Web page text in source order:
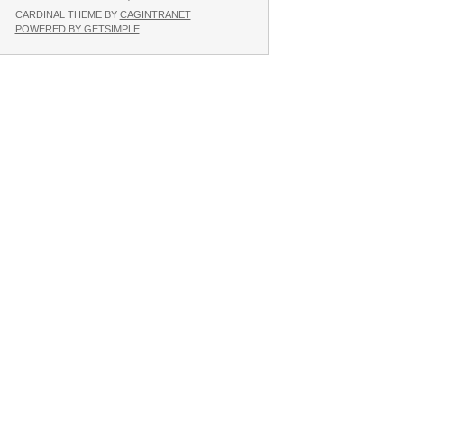
CARDINAL THEME BY CAGINTRANET
POWERED BY GETSIMPLE